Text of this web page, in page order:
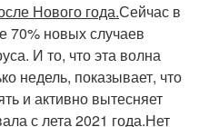
Нового года.Сейчас в
70% новых случаев
И то, что эта волна
недель, показывает, что
и активно вытесняет
с лета 2021 года.Нет